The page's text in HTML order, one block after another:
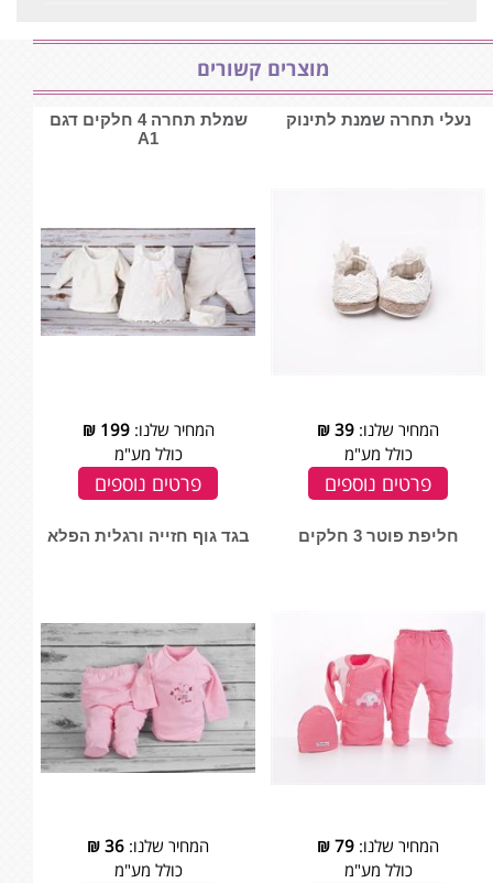
מוצרים קשורים
נעלי תחרה שמנת לתינוק
המחיר שלנו: 39
₪
כולל מע"מ
פרטים נוספים
שמלת תחרה 4 חלקים דגם
A1
המחיר שלנו:199
₪
כולל מע"מ
פרטים נוספים
חליפת פוטר 3 חלקים
המחיר שלנו: 79
₪
כולל מע"מ
בגד גוף חזייה ורגלית הפלא
המחיר שלנו: 36
₪
כולל מע"מ